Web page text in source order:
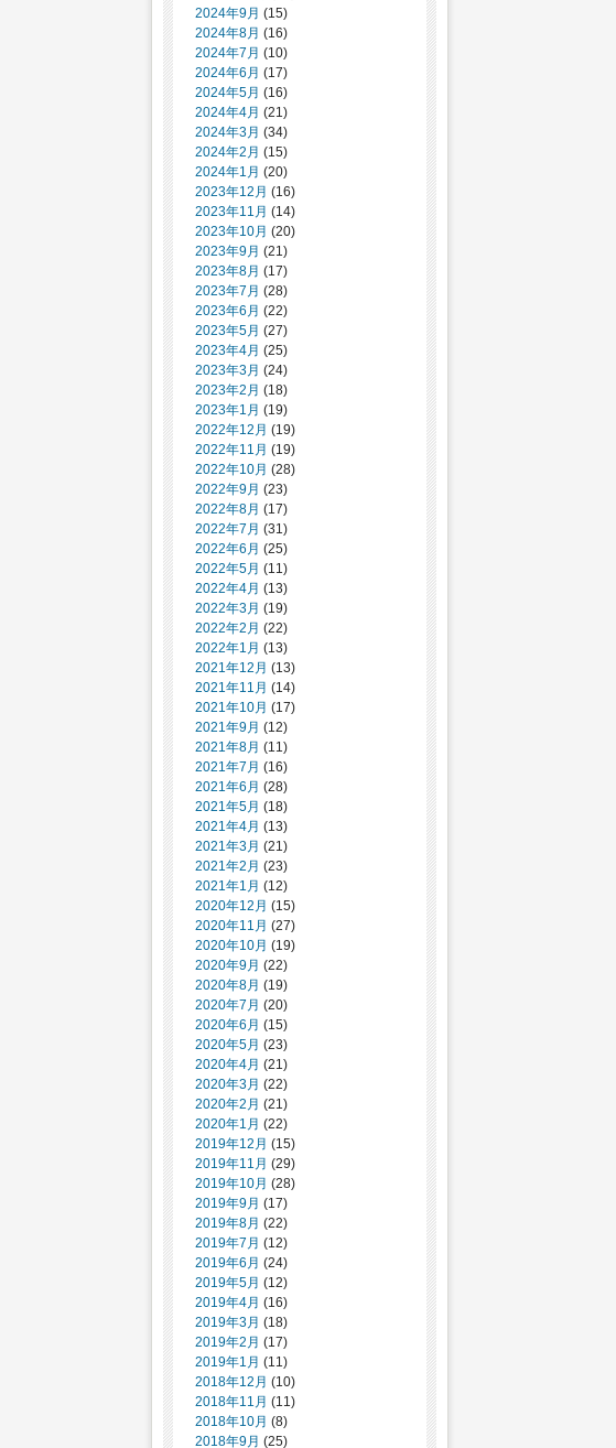
2024年9月 (15)
2024年8月 (16)
2024年7月 (10)
2024年6月 (17)
2024年5月 (16)
2024年4月 (21)
2024年3月 (34)
2024年2月 (15)
2024年1月 (20)
2023年12月 (16)
2023年11月 (14)
2023年10月 (20)
2023年9月 (21)
2023年8月 (17)
2023年7月 (28)
2023年6月 (22)
2023年5月 (27)
2023年4月 (25)
2023年3月 (24)
2023年2月 (18)
2023年1月 (19)
2022年12月 (19)
2022年11月 (19)
2022年10月 (28)
2022年9月 (23)
2022年8月 (17)
2022年7月 (31)
2022年6月 (25)
2022年5月 (11)
2022年4月 (13)
2022年3月 (19)
2022年2月 (22)
2022年1月 (13)
2021年12月 (13)
2021年11月 (14)
2021年10月 (17)
2021年9月 (12)
2021年8月 (11)
2021年7月 (16)
2021年6月 (28)
2021年5月 (18)
2021年4月 (13)
2021年3月 (21)
2021年2月 (23)
2021年1月 (12)
2020年12月 (15)
2020年11月 (27)
2020年10月 (19)
2020年9月 (22)
2020年8月 (19)
2020年7月 (20)
2020年6月 (15)
2020年5月 (23)
2020年4月 (21)
2020年3月 (22)
2020年2月 (21)
2020年1月 (22)
2019年12月 (15)
2019年11月 (29)
2019年10月 (28)
2019年9月 (17)
2019年8月 (22)
2019年7月 (12)
2019年6月 (24)
2019年5月 (12)
2019年4月 (16)
2019年3月 (18)
2019年2月 (17)
2019年1月 (11)
2018年12月 (10)
2018年11月 (11)
2018年10月 (8)
2018年9月 (25)